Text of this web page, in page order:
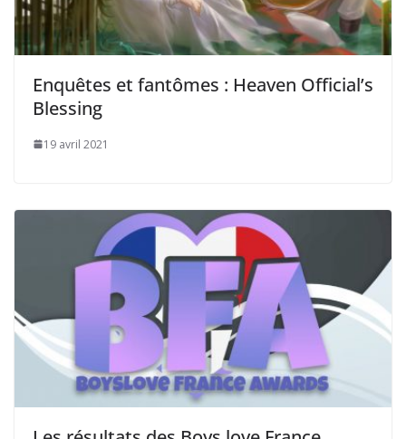
Enquêtes et fantômes : Heaven Official’s
Blessing
19 avril 2021